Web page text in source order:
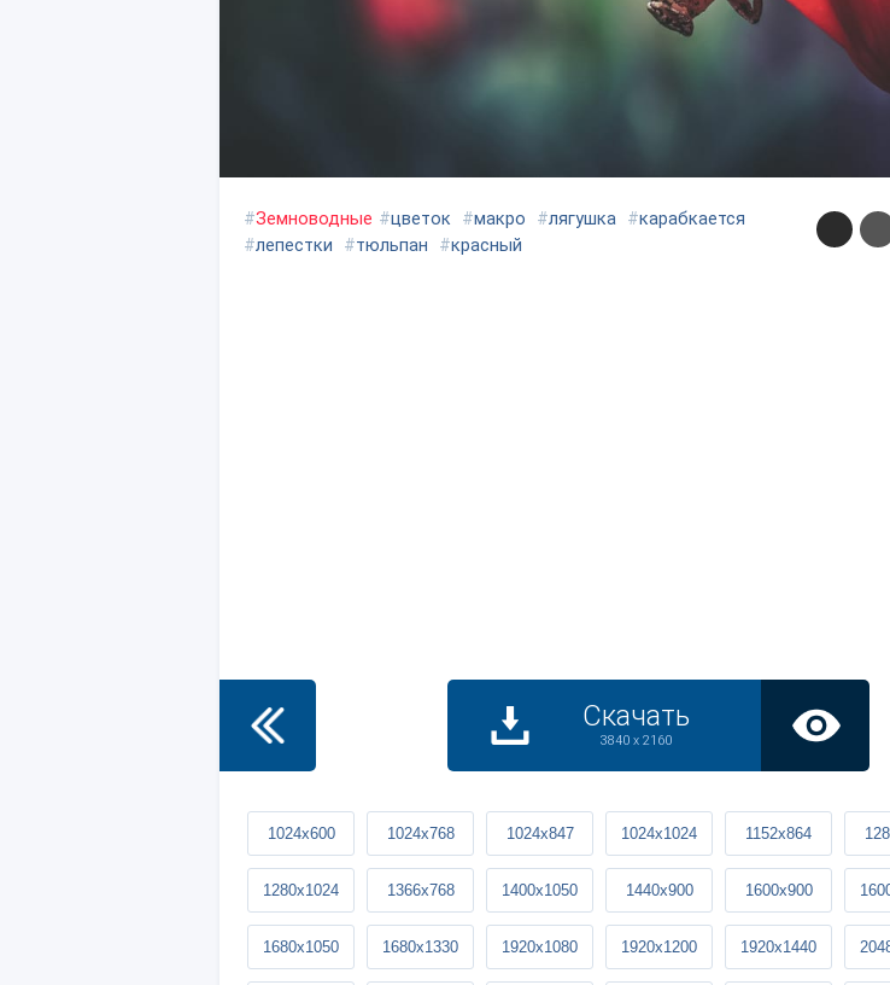
#Земноводные #цветок #макро #лягушка #карабкается
#лепестки #тюльпан #красный
Скачать
3840 x 2160
1024x600 1024x768 1024x847 1024x1024 1152x864
1280x1024 1366x768 1400x1050 1440x900 1600x900
1680x1050 1680x1330 1920x1080 1920x1200 1920x1440